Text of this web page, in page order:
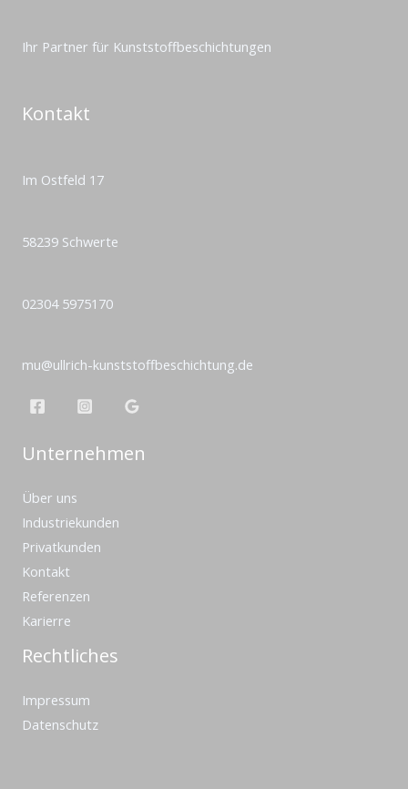
Ihr Partner für Kunststoffbeschichtungen
Kontakt
Im Ostfeld 17
58239 Schwerte
02304 5975170​
mu@ullrich-kunststoffbeschichtung.de
Unternehmen
Über uns
Industriekunden
Privatkunden
Kontakt
Referenzen
Karierre
Rechtliches
Impressum
Datenschutz